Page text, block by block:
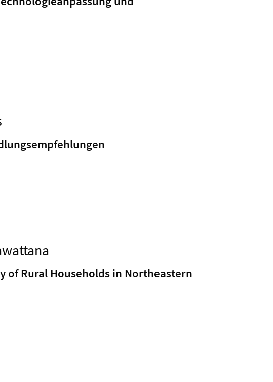
of Rural Households in Northeastern